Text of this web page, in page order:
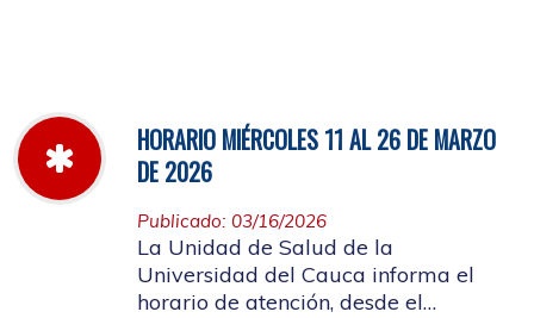
HORARIO MIÉRCOLES 11 AL 26 DE MARZO
DE 2026
Publicado: 03/16/2026
La Unidad de Salud de la
Universidad del Cauca informa el
horario de atención, desde el